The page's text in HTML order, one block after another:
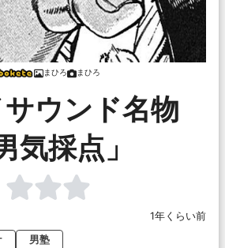
まひろ まひろ
ウンド名物
気採点」
1年くらい前
男塾